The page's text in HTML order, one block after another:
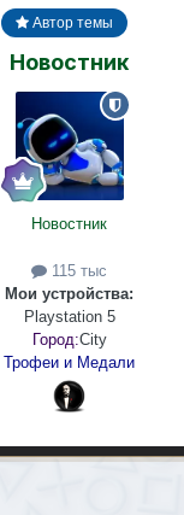
Автор темы
Новостник
Новостник
115 тыс
Мои устройства:
Playstation 5
Город:City
Трофеи и Медали